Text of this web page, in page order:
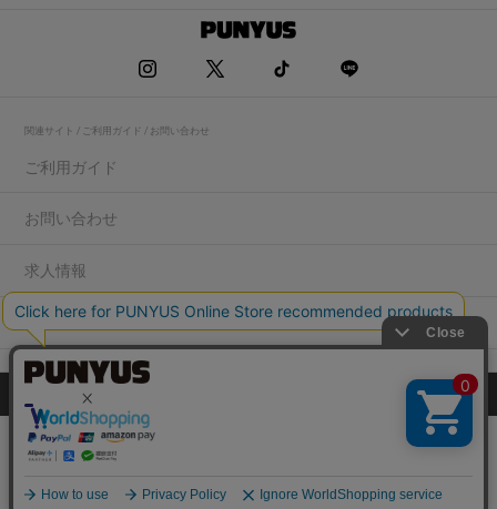
関連サイト / ご利用ガイド / お問い合わせ
ご利用ガイド
お問い合わせ
求人情報
店舗一覧
プライバシーポリシー